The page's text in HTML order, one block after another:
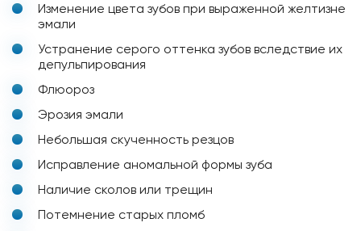
Изменение цвета зубов при выраженной желтизне
эмали
Устранение серого оттенка зубов вследствие их
депульпирования
Флюороз
Эрозия эмали
Небольшая скученность резцов
Исправление аномальной формы зуба
Наличие сколов или трещин
Потемнение старых пломб